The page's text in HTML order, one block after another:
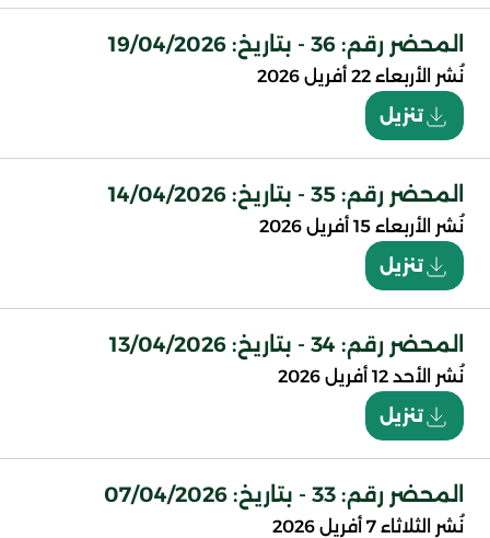
المحضر رقم: 36 - بتاريخ: 19/04/2026
نُشر الأربعاء 22 أفريل 2026
تنزيل
المحضر رقم: 35 - بتاريخ: 14/04/2026
نُشر الأربعاء 15 أفريل 2026
تنزيل
المحضر رقم: 34 - بتاريخ: 13/04/2026
نُشر الأحد 12 أفريل 2026
تنزيل
المحضر رقم: 33 - بتاريخ: 07/04/2026
نُشر
الثلاثاء 7 أفريل 2026